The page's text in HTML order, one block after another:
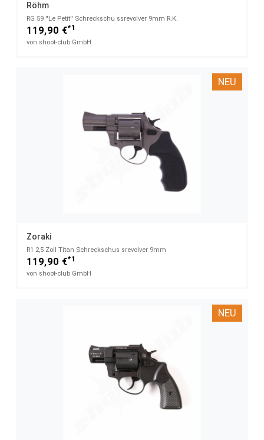
Röhm
RG 59 ''Le Petit'' Schreckschu ssrevolver 9mm R.K.
119,90 €*1
von shoot-club GmbH
NEU
Zoraki
R1 2,5 Zoll Titan Schreckschus srevolver 9mm
119,90 €*1
von shoot-club GmbH
NEU